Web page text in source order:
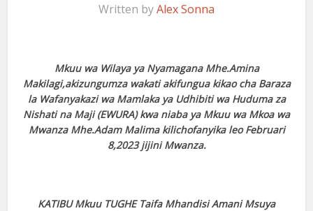
Written byAlex Sonna
Mkuu wa Wilaya ya Nyamagana Mhe.Amina
Makilagi,akizungumza wakati akifungua kikao cha Baraza
la Wafanyakazi wa Mamlaka ya Udhibiti wa Huduma za
Nishati na Maji (EWURA) kwa niaba ya Mkuu wa Mkoa wa
Mwanza Mhe.Adam Malima kilichofanyika leo Februari
8,2023 jijini Mwanza.
KATIBU Mkuu TUGHE Taifa Mhandisi Amani Msuya